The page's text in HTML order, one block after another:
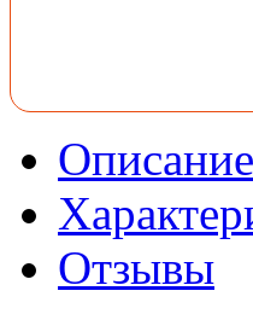
Описание
Отзывы